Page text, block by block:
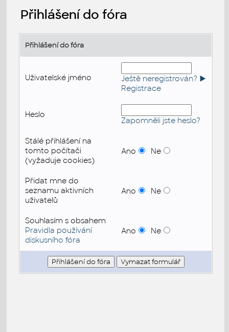
Přihlášení do fóra
Přihlášení do fóra
Uživatelské jméno
Ještě neregistrován? ►
Registrace
Heslo
Zapomněli jste heslo?
Stálé přihlášení na
tomto počítači
(vyžaduje cookies)
Ano Ne
Přidat mne do
seznamu aktivních
uživatelů
Ano Ne
Souhlasím s obsahem
Pravidla používání
diskusního fóra
Ano Ne